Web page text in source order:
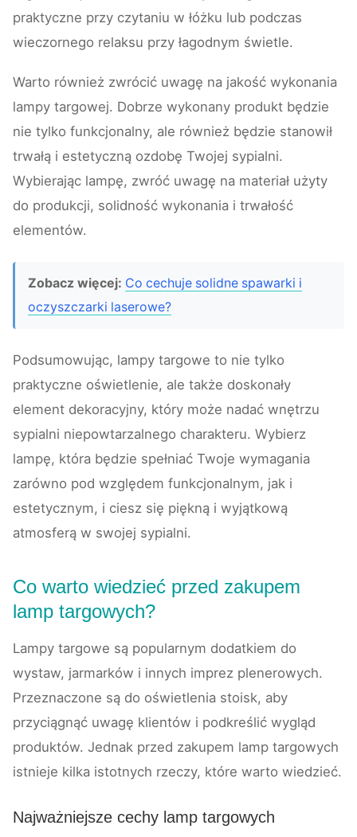
praktyczne przy czytaniu w łóżku lub podczas
wieczornego relaksu przy łagodnym świetle.
Warto również zwrócić uwagę na jakość wykonania
lampy targowej. Dobrze wykonany produkt będzie
nie tylko funkcjonalny, ale również będzie stanowił
trwałą i estetyczną ozdobę Twojej sypialni.
Wybierając lampę, zwróć uwagę na materiał użyty
do produkcji, solidność wykonania i trwałość
elementów.
Zobacz więcej: Co cechuje solidne spawarki i
oczyszczarki laserowe?
Podsumowując, lampy targowe to nie tylko
praktyczne oświetlenie, ale także doskonały
element dekoracyjny, który może nadać wnętrzu
sypialni niepowtarzalnego charakteru. Wybierz
lampę, która będzie spełniać Twoje wymagania
zarówno pod względem funkcjonalnym, jak i
estetycznym, i ciesz się piękną i wyjątkową
atmosferą w swojej sypialni.
Co warto wiedzieć przed zakupem
lamp targowych?
Lampy targowe są popularnym dodatkiem do
wystaw, jarmarków i innych imprez plenerowych.
Przeznaczone są do oświetlenia stoisk, aby
przyciągnąć uwagę klientów i podkreślić wygląd
produktów. Jednak przed zakupem lamp targowych
istnieje kilka istotnych rzeczy, które warto wiedzieć.
Najważniejsze cechy lamp targowych